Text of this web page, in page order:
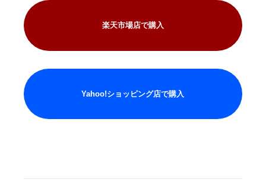
楽天市場店で購入
Yahoo!ショッピング店で購入